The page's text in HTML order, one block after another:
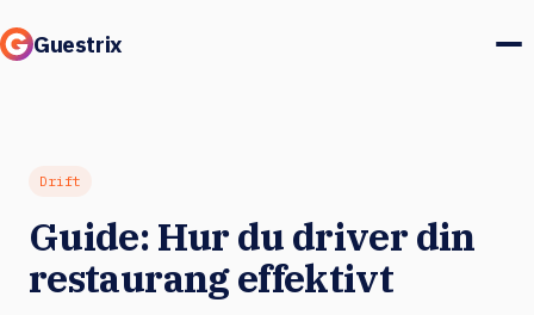
Guestrix
Integrationer
Priser
Drift
Guide: Hur du driver din
restaurang effektivt